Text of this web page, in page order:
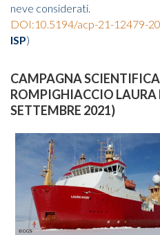
neve considerati.
DOI:10.5194/acp-21-12479-
ISP)
CAMPAGNA
ROMPIGHIACCIO LAURA
SETTEMBRE 2021)